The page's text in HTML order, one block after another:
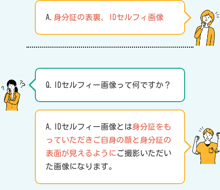
A. 身分証の表裏、IDセルフィ画像
Q.IDセルフィー画像って何ですか？
A.IDセルフィー画像とは身分証をも
っていただきご自身の顔と身分証の
表面が見えるようにご撮影いただい
た画像になります。